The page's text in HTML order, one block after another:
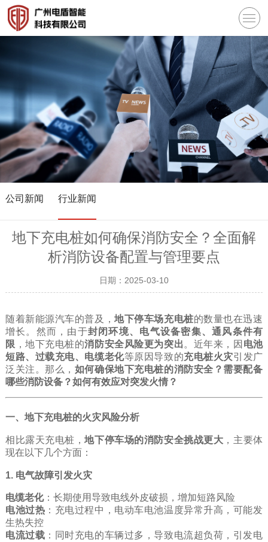
公司新闻 行业新闻
地下充电桩如何确保消防安全？全面解
析消防设备配置与管理要点
日期：2025-03-10
随着新能源汽车的普及，地下停车场充电桩的数量也在迅速
增长。然而，由于封闭环境、电气设备密集、通风条件有
限 ，地下充电桩的消防安全风险更为突出。近年来，因 电池
短路、过载充电、电缆老化等原因导致的充电桩火灾引发广
泛关注。那么， 如何确保地下充电桩的消防安全？需要配备
哪些消防设备？如何有效应对突发火情？
一、地下充电桩的火灾风险分析
相比露天充电桩，地下停车场的消防安全挑战更大 ，主要体
现在以下几个方面：
1. 电气故障引发火灾
电缆老化：长期使用导致电线外皮破损，增加短路风险
电池过热 ：充电过程中，电动车电池温度异常升高，可能发
生热失控
电流过载 ：同时充电的车辆过多，导致电流超负荷，引发电